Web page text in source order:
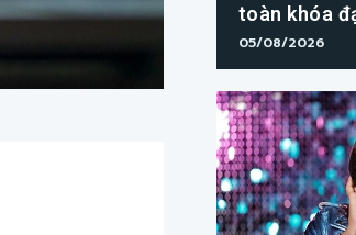
toàn khóa
05/08/2026